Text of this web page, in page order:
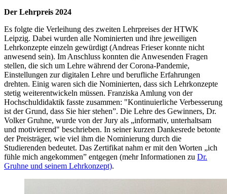
Der Lehrpreis 2024
Es folgte die Verleihung des zweiten Lehrpreises der HTWK
Leipzig. Dabei wurden alle Nominierten und ihre jeweiligen
Lehrkonzepte einzeln gewürdigt (Andreas Frieser konnte nicht
anwesend sein). Im Anschluss konnten die Anwesenden Fragen
stellen, die sich um Lehre während der Corona-Pandemie,
Einstellungen zur digitalen Lehre und berufliche Erfahrungen
drehten. Einig waren sich die Nominierten, dass sich Lehrkonzepte
stetig weiterentwickeln müssen. Franziska Amlung von der
Hochschuldidaktik fasste zusammen: "Kontinuierliche Verbesserung
ist der Grund, dass Sie hier stehen”. Die Lehre des Gewinners, Dr.
Volker Gruhne, wurde von der Jury als „informativ, unterhaltsam
und motivierend" beschrieben. In seiner kurzen Dankesrede betonte
der Preisträger, wie viel ihm die Nominierung durch die
Studierenden bedeutet. Das Zertifikat nahm er mit den Worten „ich
fühle mich angekommen” entgegen (mehr Informationen zu Dr.
Gruhne und seinem Lehrkonzept).